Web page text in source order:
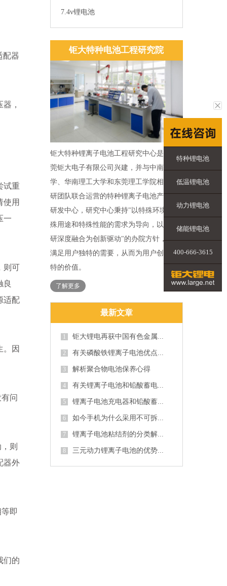
配器
，
试重
使用
一
可
良
适配
。因
问
则
器外
即
们的
7.4v锂电池
钜大特种电池工程研究院
钜大特种锂离子电池工程研究中心是由东
莞钜大电子有限公司兴建，并与中南大
学、华南理工大学和东莞理工学院相关科
研团队联合运营的特种锂离子电池产业化
研发中心，研究中心秉持"以特殊环境、特
殊用途和特殊性能的需求为导向，以产学
研深度融合为创新驱动"的办院方针，力求
满足用户独特的需要，从而为用户创造独
特的价值。
了解更多
最新文章
1 钜大锂电再获中国有色金属...
2 有关磷酸铁锂离子电池优点...
3 解析聚合物电池保养心得
4 有关锂离子电池和铅酸蓄电...
5 锂离子电池充电器和铅酸蓄...
6 如今手机为什么采用不可拆...
7 锂离子电池粘结剂的分类解...
8 三元动力锂离子电池的优势...
特种锂电池
低温锂电池
动力锂电池
储能锂电池
400-666-3615